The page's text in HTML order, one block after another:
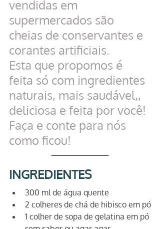
vendidas em
supermercados são
cheias de conservantes e
corantes artificiais.
Esta que propomos é
feita só com ingredientes
naturais, mais saudável,,
deliciosa e feita por você!
Faça e conte para nós
como ficou!
INGREDIENTES
300 ml de água quente
2 colheres de chá de hibisco em pó
1 colher de sopa de gelatina em pó